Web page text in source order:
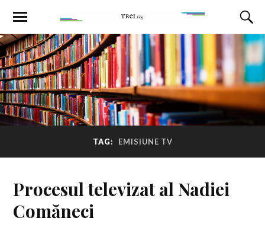
TAG: EMISIUNE TV
Procesul televizat al Nadiei
Comăneci